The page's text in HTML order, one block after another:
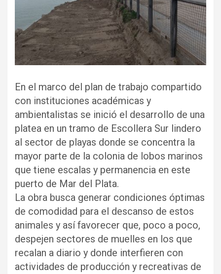
En el marco del plan de trabajo compartido
con instituciones académicas y
ambientalistas se inició el desarrollo de una
platea en un tramo de Escollera Sur lindero
al sector de playas donde se concentra la
mayor parte de la colonia de lobos marinos
que tiene escalas y permanencia en este
puerto de Mar del Plata.
La obra busca generar condiciones óptimas
de comodidad para el descanso de estos
animales y así favorecer que, poco a poco,
despejen sectores de muelles en los que
recalan a diario y donde interfieren con
actividades de producción y recreativas de